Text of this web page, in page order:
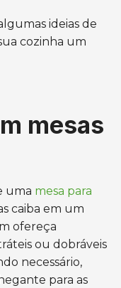
ideias de
cozinha um
mesas
uma mesa para
caiba em um
ofereça
ou dobráveis
necessário,
para as